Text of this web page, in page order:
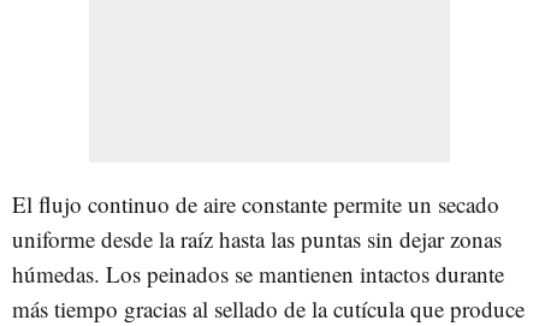
El flujo continuo de aire constante permite un secado
uniforme desde la raíz hasta las puntas sin dejar zonas
húmedas. Los peinados se mantienen intactos durante
más tiempo gracias al sellado de la cutícula que produce